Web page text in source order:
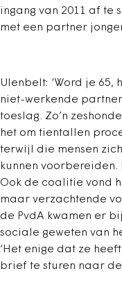
ingang van 2011 af te
met een partner
Ulenbelt: ‘Word je 65,
niet-werkende
toeslag. Zo’n
het om tientallen
terwijl die mensen
kunnen voorbereiden.
Ook de coalitie vond
maar verzachtende
de PvdA kwamen er
sociale geweten van
‘Het enige dat ze
brief te sturen naar de